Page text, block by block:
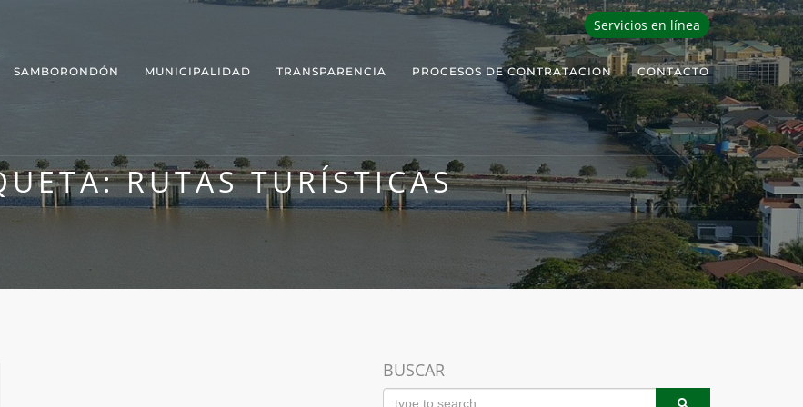
Servicios en línea
SAMBORONDÓN MUNICIPALIDAD TRANSPARENCIA PROCESOS DE CONTRATACION CONTACTO
RUTAS TURÍSTICAS
BUSCAR